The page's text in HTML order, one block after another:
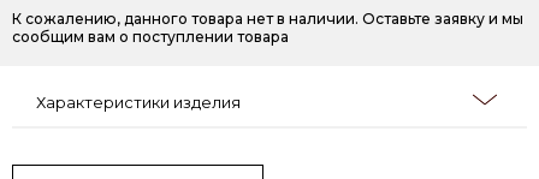
К сожалению, данного товара нет в наличии. Оставьте заявку и мы
сообщим вам о поступлении товара
Характеристики изделия